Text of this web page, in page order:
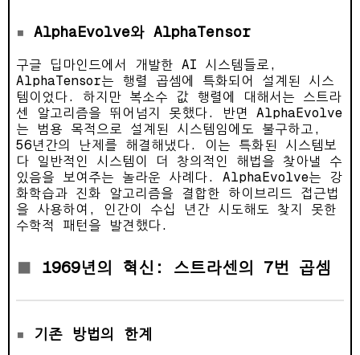
AlphaEvolve와 AlphaTensor
구글 딥마인드에서 개발한 AI 시스템들로,
AlphaTensor는 행렬 곱셈에 특화되어 설계된 시스
템이었다. 하지만 복소수 값 행렬에 대해서는 스트라
센 알고리즘을 뛰어넘지 못했다. 반면 AlphaEvolve
는 범용 목적으로 설계된 시스템임에도 불구하고,
56년간의 난제를 해결해냈다. 이는 특화된 시스템보
다 일반적인 시스템이 더 창의적인 해법을 찾아낼 수
있음을 보여주는 놀라운 사례다. AlphaEvolve는 강
화학습과 진화 알고리즘을 결합한 하이브리드 접근법
을 사용하여, 인간이 수십 년간 시도해도 찾지 못한
수학적 패턴을 발견했다.
1969년의 혁신: 스트라센의 7번 곱셈
기존 방법의 한계